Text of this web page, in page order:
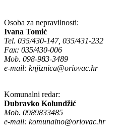
Osoba za nepravilnosti:
Ivana Tomić
Tel. 035/430-147, 035/431-232
Fax: 035/430-006
Mob. 098-983-3489
e-mail: knjiznica@oriovac.hr
Komunalni redar:
Dubravko Kolundžić
Mob. 0989833485
e-mail: komunalno@oriovac.hr